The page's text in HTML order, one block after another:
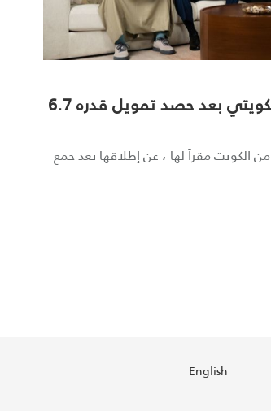
منصة راحة تعلن عن إنطلاقها بالسوق الكويتي بعد حصد تمويل قدره 6.7
الكويت مقراً لها ، عن إطلاقها بعد جمع
English